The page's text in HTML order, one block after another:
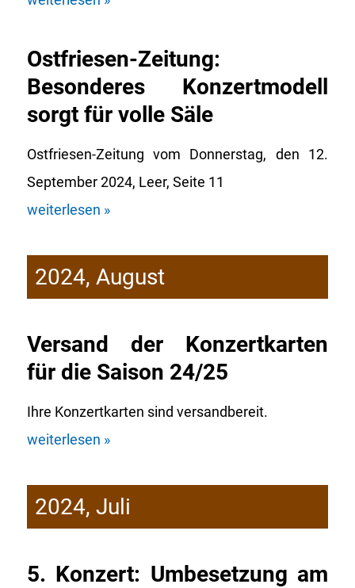
Ostfriesen-Zeitung:
Besonderes Konzertmodell
sorgt für volle Säle
Ostfriesen-Zeitung vom Donnerstag, den 12.
September 2024, Leer, Seite 11
weiterlesen »
2024, August
Versand der Konzertkarten
für die Saison 24/25
Ihre Konzertkarten sind versandbereit.
weiterlesen »
2024, Juli
5. Konzert: Umbesetzung am